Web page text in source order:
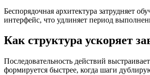
Беспорядочная архитектура затрудняет
интерфейс, что удлиняет период
Как структура ускоряет
Последовательность действий
формируется быстрее, когда шаги